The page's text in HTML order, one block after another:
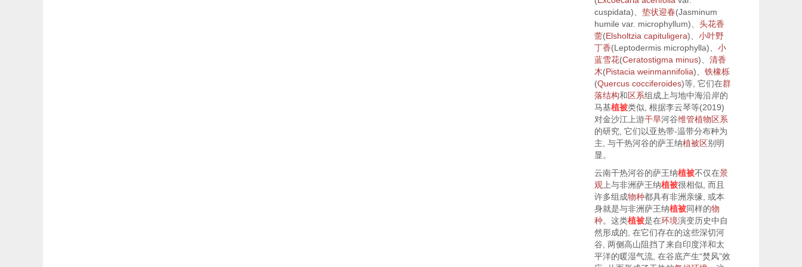
cuspidata)、 垫状迎春(Jasminum
humile var. microphyllum)、 头花香
薷(Elsholtzia capituligera)、 小叶野
丁香(Leptodermis microphylla)、 小
蓝雪花(Ceratostigma minus)
清香
木(Pistacia weinmannifolia)
铁橡栎
(Quercus cocciferoides)等, 它们在群
落结构和区系组成上与地中海沿岸的
马基植被类似, 根据李云琴等(2019)
对金沙江上游干旱河谷维管植物区系
的研究, 它们以亚热带-温带分布种为
主, 与干热河谷的萨王纳植被区别明
显。
云南干热河谷的萨王纳植被不仅在景
观 上与非洲萨王纳植被很相似, 而且
许多组成物种都具有非洲亲缘, 或本
身就是与非洲萨王纳植被同样的物
种。这类植被是在环境演变历史中自
然形成的, 在它们存在的这些深切河
谷, 两侧高山阻挡了来自印度洋和太
平洋的暖湿气流, 在谷底产生“焚风”效